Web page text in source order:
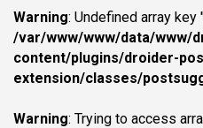
Warning: Undefined array
/var/www/www/data/www/
content/plugins/droider-
extension/classes/
Warning: Trying to access